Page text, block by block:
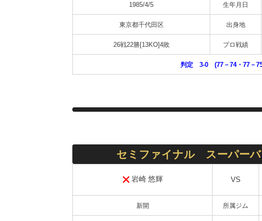
1985/4/5 生年月日
東京都千代田区 出身地
26戦22勝[13KO]4敗 プロ戦績
判定 3-0 (77－74・77－
セミファイナル スーパーバ
岩崎 悠輝 VS
新開 所属ジム